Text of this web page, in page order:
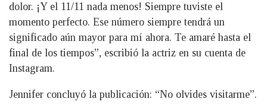
dolor. ¡Y el 11/11 nada menos! Siempre tuviste el
momento perfecto. Ese número siempre tendrá un
significado aún mayor para mí ahora. Te amaré hasta el
final de los tiempos”, escribió la actriz en su cuenta de
Instagram.
Jennifer concluyó la publicación: “No olvides visitarme”.